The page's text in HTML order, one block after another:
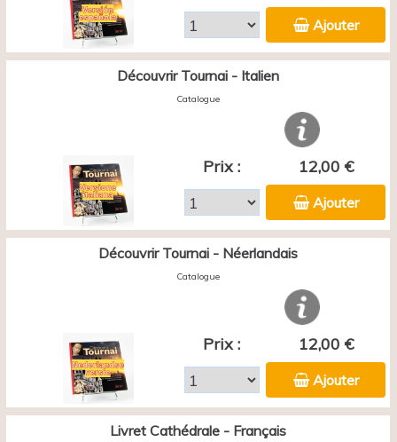
Ajouter
Découvrir Tournai - Italien
Catalogue
Prix : 12,00 €
Ajouter
Découvrir Tournai - Néerlandais
Catalogue
Prix : 12,00 €
Ajouter
Livret Cathédrale - Français